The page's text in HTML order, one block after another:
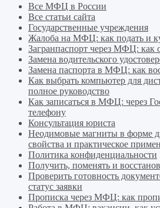
Все МФЦ в России
Все статьи сайта
Государственные учреждения
Жалоба на МФЦ: как подать и
Загранпаспорт через МФЦ: как
Замена водительского
Замена паспорта в МФЦ: как
Как выбрать компьютер для
полное руководство
Как записаться в МФЦ: через
телефону
Консультация юриста
Неодимовые магниты в форме
свойства и практическое
Политика конфиденциальности
Получить, поменять и
Проверить готовность
статус заявки
Прописка через МФЦ: как